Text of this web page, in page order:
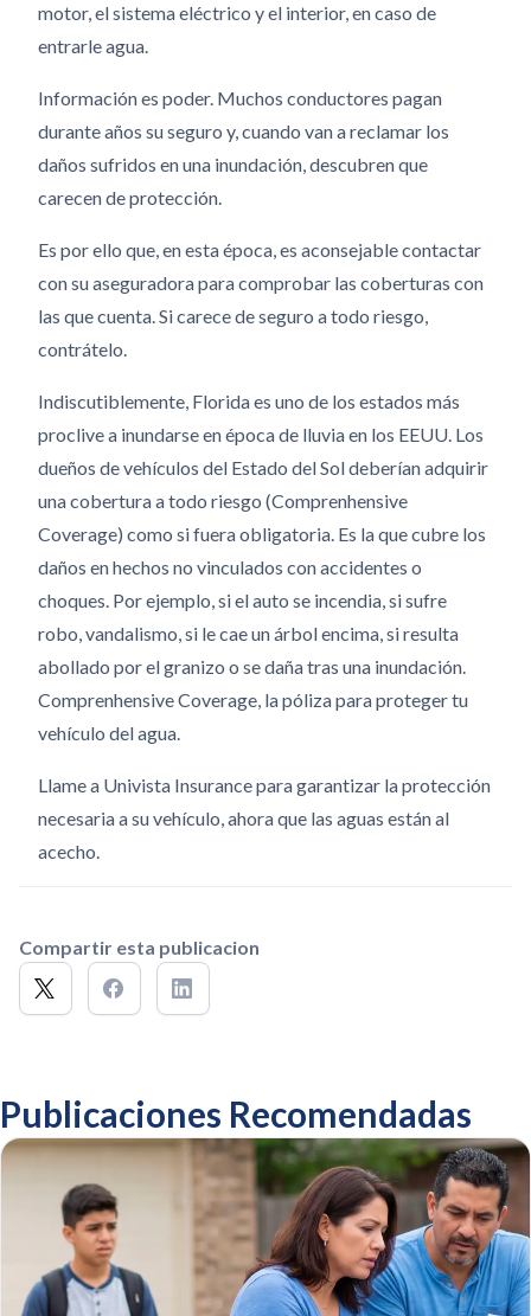
motor, el sistema eléctrico y el interior, en caso de
entrarle agua.
Información es poder. Muchos conductores pagan
durante años su seguro y, cuando van a reclamar los
daños sufridos en una inundación, descubren que
carecen de protección.
Es por ello que, en esta época, es aconsejable contactar
con su aseguradora para comprobar las coberturas con
las que cuenta. Si carece de seguro a todo riesgo,
contrátelo.
Indiscutiblemente, Florida es uno de los estados más
proclive a inundarse en época de lluvia en los EEUU. Los
dueños de vehículos del Estado del Sol deberían adquirir
una cobertura a todo riesgo (Comprenhensive
Coverage) como si fuera obligatoria. Es la que cubre los
daños en hechos no vinculados con accidentes o
choques. Por ejemplo, si el auto se incendia, si sufre
robo, vandalismo, si le cae un árbol encima, si resulta
abollado por el granizo o se daña tras una inundación.
Comprenhensive Coverage, la póliza para proteger tu
vehículo del agua.
Llame a Univista Insurance para garantizar la protección
necesaria a su vehículo, ahora que las aguas están al
acecho.
Compartir esta publicacion
Publicaciones Recomendadas